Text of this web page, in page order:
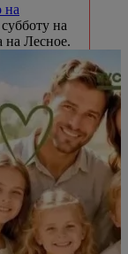
на
на
на Лесное.